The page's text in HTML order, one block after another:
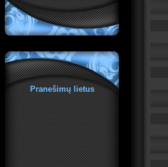
Pranešimų lietus